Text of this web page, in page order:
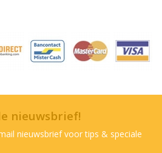
nieuwsbrief!
nieuwsbrief voor tips & speciale